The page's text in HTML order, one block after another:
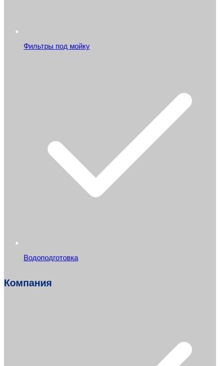
Фильтры под мойку
Водоподготовка
Компания